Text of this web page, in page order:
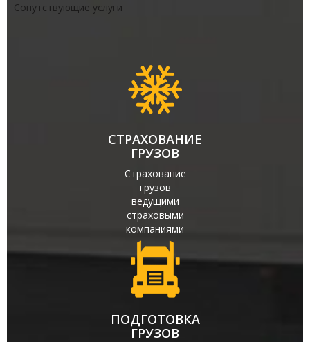
Сопутствующие услуги
СТРАХОВАНИЕ
ГРУЗОВ
Страхование
грузов
ведущими
страховыми
компаниями
ПОДГОТОВКА
ГРУЗОВ